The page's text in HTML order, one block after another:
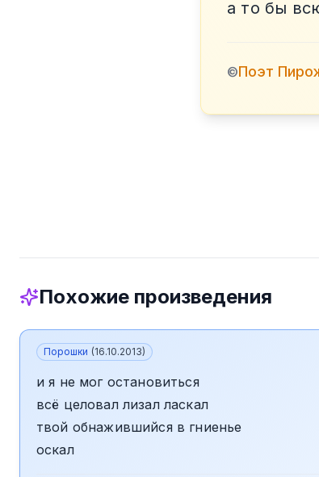
а то бы
©Поэт
Похожие произведения
Порошки (16.10.2013)
и я не мог остановиться
всё целовал лизал ласкал
твой обнажившийся в гниенье
оскал